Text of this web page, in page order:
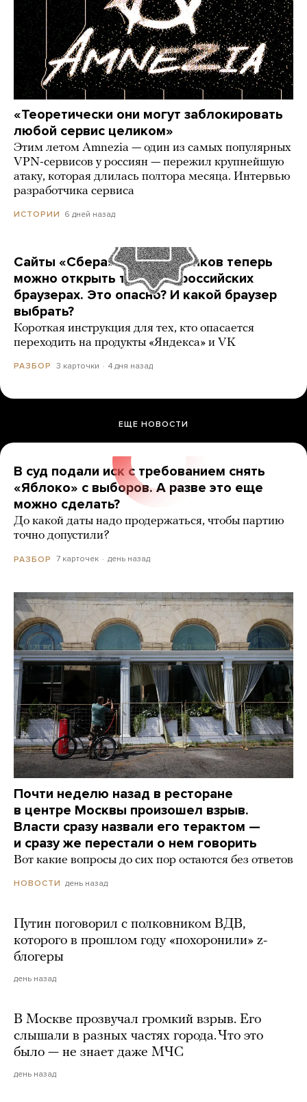
«Теоретически они могут заблокировать
любой сервис целиком»
Этим летом Amnezia — один из самых популярных
VPN-сервисов у россиян — пережил крупнейшую
атаку, которая длилась полтора месяца. Интервью
разработчика сервиса
ИСТОРИИ 6 дней назад
Сайты «Сбера» и других банков теперь
можно открыть только в российских
браузерах. Это опасно? И какой браузер
выбрать?
Короткая инструкция для тех, кто опасается
переходить на продукты «Яндекса» и VK
РАЗБОР 3 карточки 4 дня назад
ЕЩЕ НОВОСТИ
В суд подали иск с требованием снять
«Яблоко» с выборов. А разве это еще
можно сделать?
До какой даты надо продержаться, чтобы партию
точно допустили?
РАЗБОР 7 карточек день назад
Почти неделю назад в ресторане
в центре Москвы произошел взрыв.
Власти сразу назвали его терактом —
и сразу же перестали о нем говорить
Вот какие вопросы до сих пор остаются без ответов
НОВОСТИ день назад
Путин поговорил с полковником ВДВ,
которого в прошлом году «похоронили» z-
блогеры
день назад
В Москве прозвучал громкий взрыв. Его
слышали в разных частях города. Что это
было — не знает даже МЧС
день назад